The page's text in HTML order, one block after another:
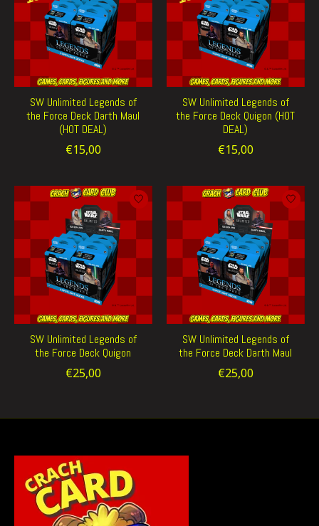
SW Unlimited Legends of
the Force Deck Darth Maul
(HOT DEAL)
€15,00
SW Unlimited Legends of
the Force Deck Quigon (HOT
DEAL)
€15,00
SW Unlimited Legends of
the Force Deck Quigon
€25,00
SW Unlimited Legends of
the Force Deck Darth Maul
€25,00